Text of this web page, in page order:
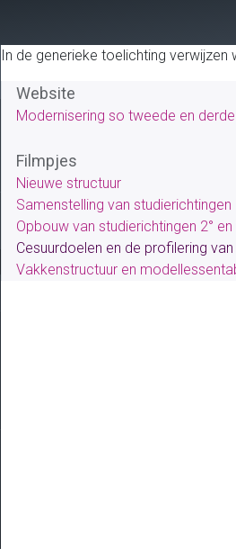
In de generieke toelichting verwijzen
Website
Modernisering so tweede en
Filmpjes
Nieuwe structuur
Samenstelling van studierichtingen
Opbouw van studierichtingen 2° en
Cesuurdoelen en de profilering
Vakkenstructuur en